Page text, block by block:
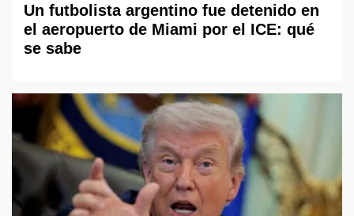
Un futbolista argentino fue detenido en
el aeropuerto de Miami por el ICE: qué
se sabe